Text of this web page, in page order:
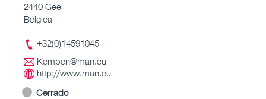
2440 Geel
Bélgica
+32(0)14591045
Kempen@man.eu
http://www.man.eu
Cerrado